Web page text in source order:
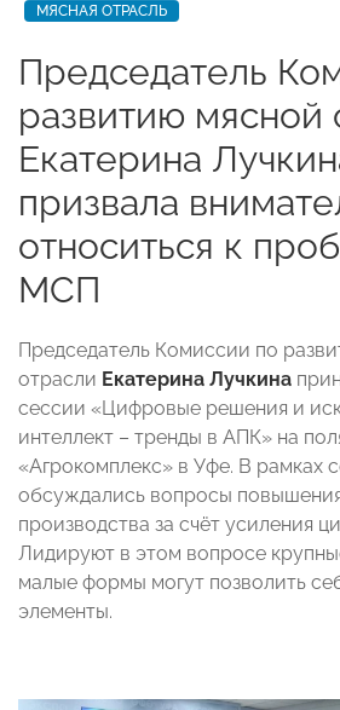
МЯСНАЯ ОТРАСЛЬ
Председатель
развитию мясной
Екатерина
призвала
относиться к
МСП
Председатель Комиссии по
отрасли Екатерина Лучкина
сессии «Цифровые решения и
интеллект – тренды в АПК» на
«Агрокомплекс» в Уфе. В рамках
обсуждались вопросы
производства за счёт усиления
Лидируют в этом вопросе
малые формы могут позволить
элементы.